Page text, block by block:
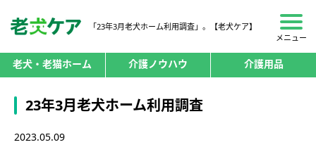
「23年3月老犬ホーム利用調査」。【老犬ケア】
メニュー
老犬・老猫ホーム 介護ノウハウ 介護用品
23年3月老犬ホーム利用調査
2023.05.09